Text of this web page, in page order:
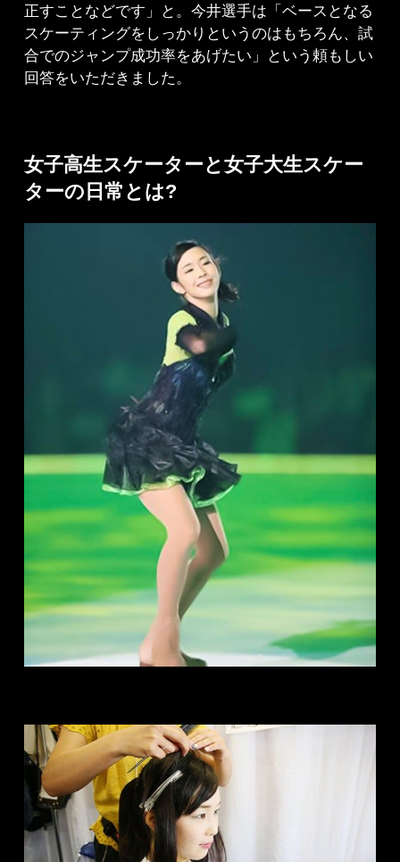
正すことなどです」と。今井選手は「ベースとなる
スケーティングをしっかりというのはもちろん、試
合でのジャンプ成功率をあげたい」という頼もしい
回答をいただきました。
女子高生スケーターと女子大生スケー
ターの日常とは?